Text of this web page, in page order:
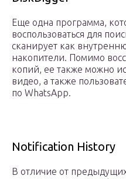
Еще одна программа,
воспользоваться для
сканирует как
накопители. Помимо
копий, ее также можно
видео, а также
по WhatsApp.
Notification History
В отличие от